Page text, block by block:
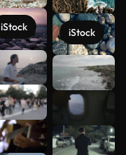
iStock iStock
Mehr
anzeigen